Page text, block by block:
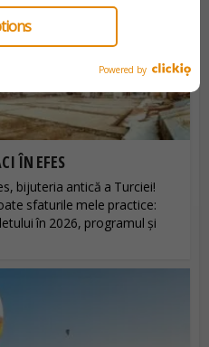
ÎN EFES
bijuteria antică a Turciei!
sfaturile mele practice:
în 2026, programul și
Powered by